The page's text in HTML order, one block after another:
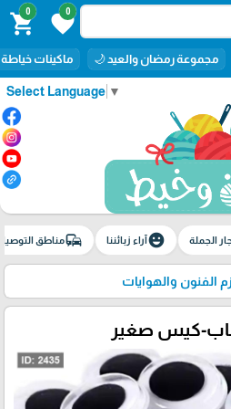
Select Language ▼
0
favorite
0
shopping_cart
مجموعة رمضان والعيد 🌙 ماكينات خياطة
الجملة emoji_emotionsآراء زبائننا commuteمناطق
الفنون والهوايات
كيس صغير